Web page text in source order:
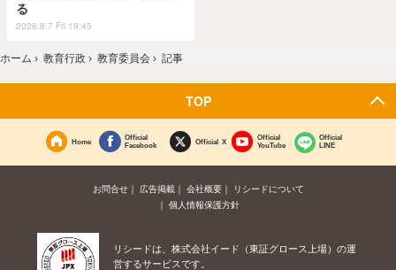
る
2026.8.7 Fri 19:45
ホーム › 教育行政 › 教育委員会 › 記事
TOP
Home
Official
Facebook
Official X
Official
YouTube
Official
LINE
お問合せ 広告掲載 会社概要
リシードについて
個人情報保護方針
リシードは、株式会社イード（東証グロース上場）の運
営するサービスです。